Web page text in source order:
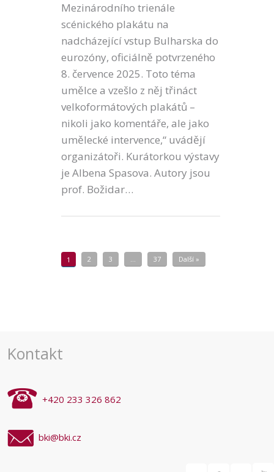
Mezinárodního trienále
scénického plakátu na
nadcházející vstup Bulharska do
eurozóny, oficiálně potvrzeného
8. července 2025. Toto téma
umělce a vzešlo z něj třináct
velkoformátových plakátů –
nikoli jako komentáře, ale jako
umělecké intervence,“ uvádějí
organizátoři. Kurátorkou výstavy
je Albena Spasova. Autory jsou
prof. Božidar…
1 2 3 … 37 Další »
Kontakt
+420 233 326 862
bki@bki.cz